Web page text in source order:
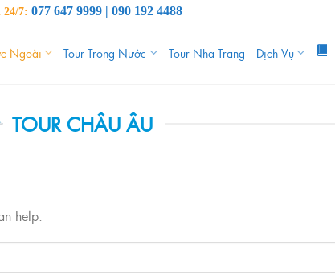
24/7: 077 647 9999 | 090 192 4488
Ngoài Tour Trong Nước Tour Nha Trang Dịch Vụ
TOUR CHÂU ÂU
help.